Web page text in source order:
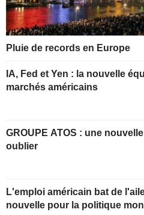
Pluie de records en Europe
IA, Fed et Yen : la nouvelle
marchés américains
GROUPE ATOS : une nouvelle année à
oublier
L'emploi américain bat de
nouvelle pour la politique